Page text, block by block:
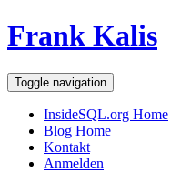
Frank Kalis
Toggle navigation
InsideSQL.org Home
Blog Home
Kontakt
Anmelden